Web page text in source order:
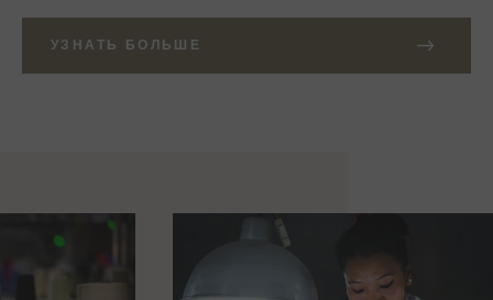
УЗНАТЬ БОЛЬШЕ